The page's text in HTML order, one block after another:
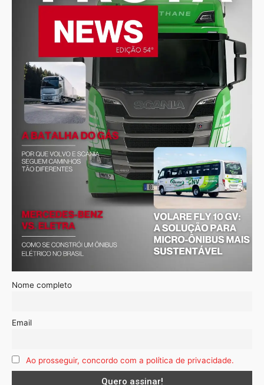
Nome completo
Email
Ao prosseguir, concordo com a política de privacidade.